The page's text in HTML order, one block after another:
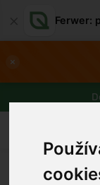
Ferwer:
×